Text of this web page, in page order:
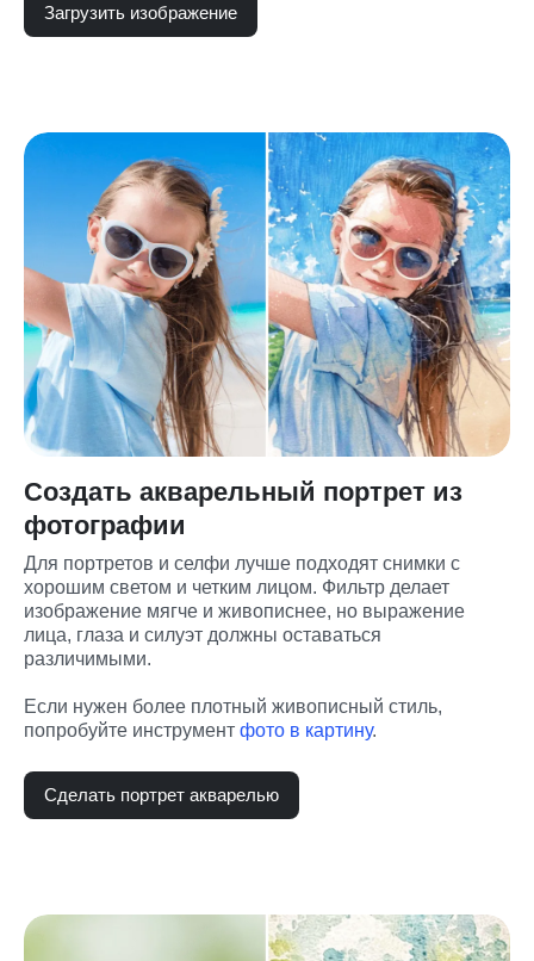
Загрузить изображение
Создать акварельный портрет из
фотографии
Для портретов и селфи лучше подходят снимки с
хорошим светом и четким лицом. Фильтр делает
изображение мягче и живописнее, но выражение
лица, глаза и силуэт должны оставаться
различимыми.
Если нужен более плотный живописный стиль,
попробуйте инструмент фото в картину.
Сделать портрет акварелью